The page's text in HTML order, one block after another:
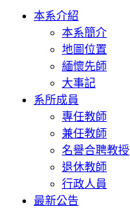
Toggle
navigation
本系介紹
本系簡介
地圖位置
緬懷先師
大事記
系所成員
專任教師
兼任教師
名譽合聘教授
退休教師
行政人員
最新公告